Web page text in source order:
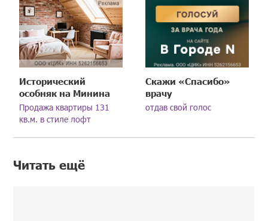
Исторический
особняк на Минина
Продажа квартиры 131
кв.м. в стиле лофт
Скажи «Спасибо»
врачу
отдав свой голос
Читать ещё